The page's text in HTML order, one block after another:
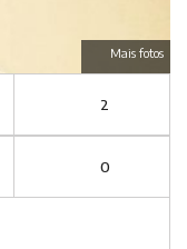
Mais fotos
2
0